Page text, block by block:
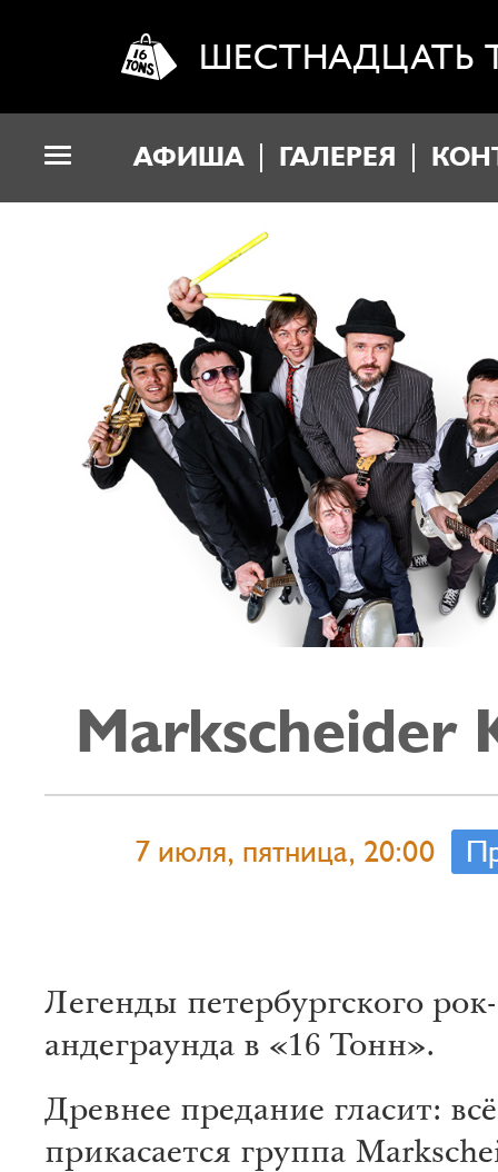
ШЕСТНАДЦАТЬ
АФИША ГАЛЕРЕЯ
Markscheider
7 июля, пятница, 20:00
Легенды петербургского рок-
андеграунда в «16 Тонн».
Древнее предание гласит:
прикасается группа